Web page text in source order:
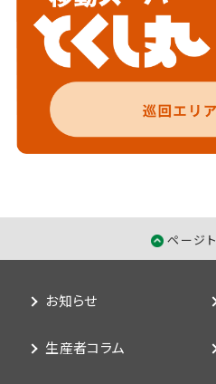
ページ
お知らせ
生産者コラム